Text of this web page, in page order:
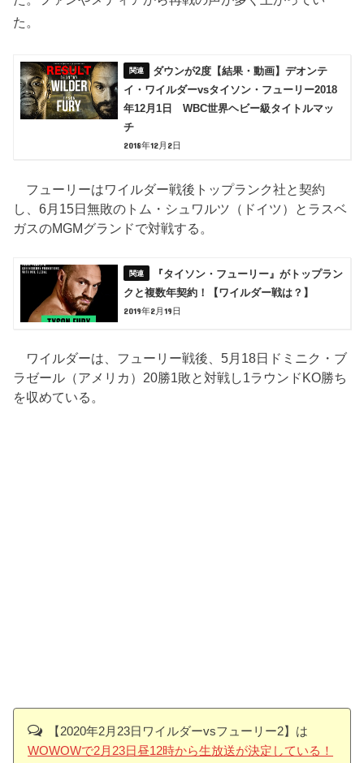
た。
ダウンが2度【結果・動画】デオンテ
イ・ワイルダーvsタイソン・フューリー2018
年12月1日 WBC世界ヘビー級タイトルマッ
チ
2018年12月2日
フューリーはワイルダー戦後トップランク社と契約
し、6月15日無敗のトム・シュワルツ（ドイツ）とラスベ
ガスのMGMグランドで対戦する。
『タイソン・フューリー』がトップラン
クと複数年契約！【ワイルダー戦は？】
2019年2月19日
ワイルダーは、フューリー戦後、5月18日ドミニク・ブ
ラゼール（アメリカ）20勝1敗と対戦し1ラウンドKO勝ち
を収めている。
【2020年2月23日ワイルダーvsフューリー2】は
WOWOWで2月23日昼12時から生放送が決定している！